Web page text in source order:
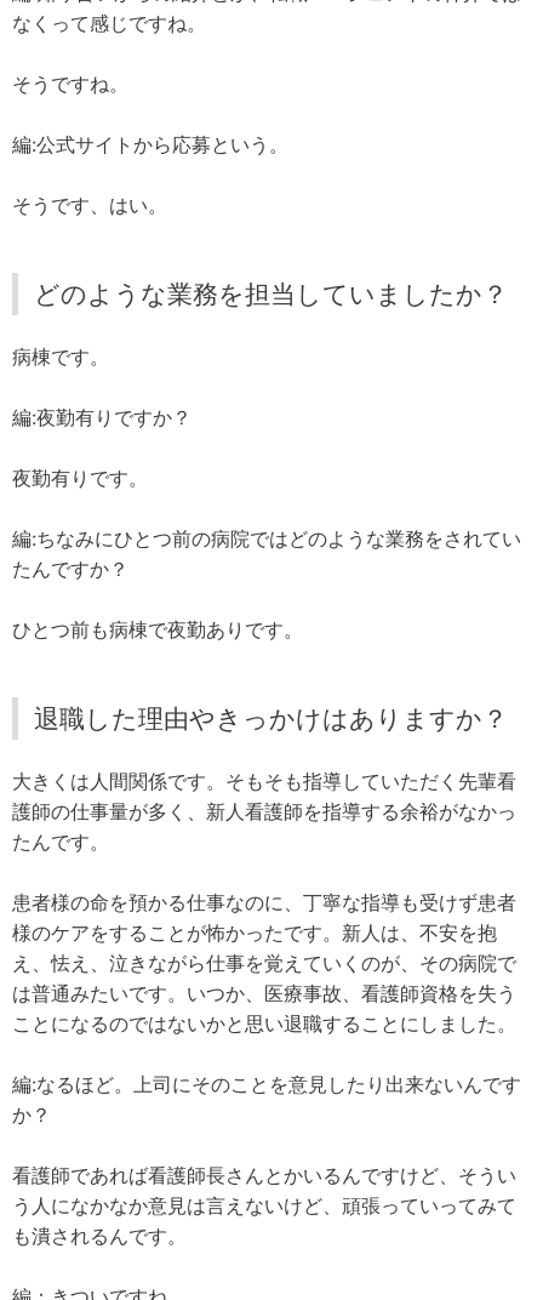
なくって感じですね。
そうですね。
編:公式サイトから応募という。
そうです、はい。
どのような業務を担当していましたか？
病棟です。
編:夜勤有りですか？
夜勤有りです。
編:ちなみにひとつ前の病院ではどのような業務をされてい
たんですか？
ひとつ前も病棟で夜勤ありです。
退職した理由やきっかけはありますか？
大きくは人間関係です。そもそも指導していただく先輩看
護師の仕事量が多く、新人看護師を指導する余裕がなかっ
たんです。
患者様の命を預かる仕事なのに、丁寧な指導も受けず患者
様のケアをすることが怖かったです。新人は、不安を抱
え、怯え、泣きながら仕事を覚えていくのが、その病院で
は普通みたいです。いつか、医療事故、看護師資格を失う
ことになるのではないかと思い退職することにしました。
編:なるほど。上司にそのことを意見したり出来ないんです
か？
看護師であれば看護師長さんとかいるんですけど、そうい
う人になかなか意見は言えないけど、頑張っていってみて
も潰されるんです。